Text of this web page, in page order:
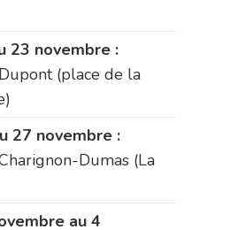
23 novembre :
(place de la
27 novembre :
Dumas (La
au 4